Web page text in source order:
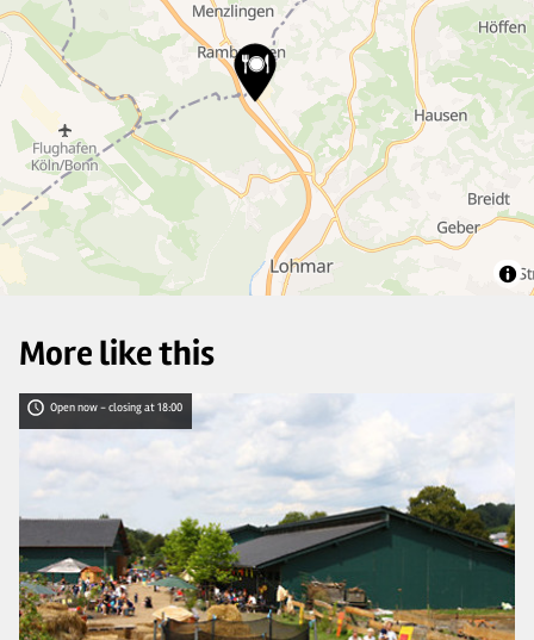
7
5
8
More like this
Open now - closing at 18:00